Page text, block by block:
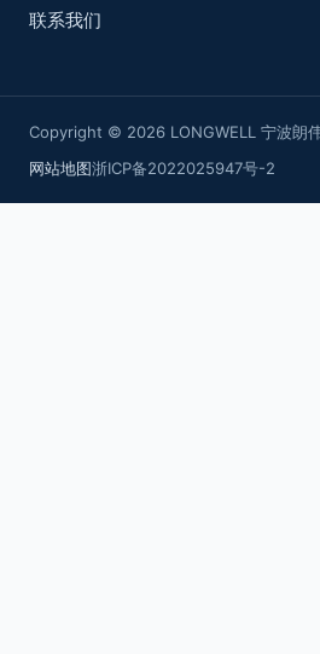
联系我们
Copyright © 2026 LONGWELL 宁波朗
网站地图浙ICP备2022025947号-2